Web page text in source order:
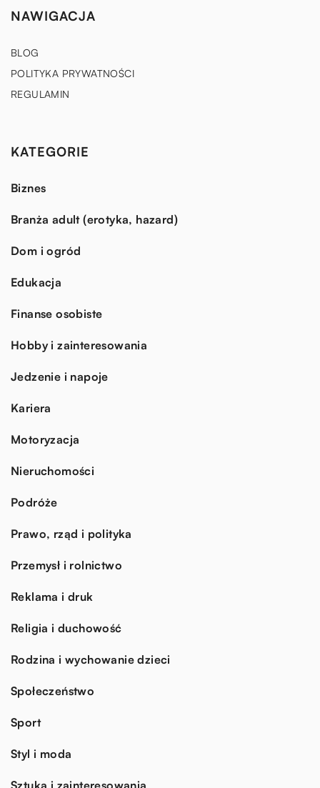
NAWIGACJA
BLOG
POLITYKA PRYWATNOŚCI
REGULAMIN
KATEGORIE
Biznes
Branża adult (erotyka, hazard)
Dom i ogród
Edukacja
Finanse osobiste
Hobby i zainteresowania
Jedzenie i napoje
Kariera
Motoryzacja
Nieruchomości
Podróże
Prawo, rząd i polityka
Przemysł i rolnictwo
Reklama i druk
Religia i duchowość
Rodzina i wychowanie dzieci
Społeczeństwo
Sport
Styl i moda